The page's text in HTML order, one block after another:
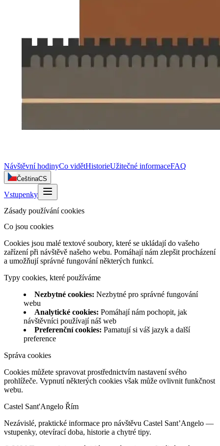
Návštěvní hodinyCo vidětHistorieUžitečné informaceFAQ
ČeštinaCS
Vstupenky
Zásady používání cookies
Co jsou cookies
Cookies jsou malé textové soubory, které se ukládají do vašeho
zařízení při návštěvě našeho webu. Pomáhají nám zlepšit procházení
a umožňují správné fungování některých funkcí.
Typy cookies, které používáme
Nezbytné cookies: Nezbytné pro správné fungování
webu
Analytické cookies: Pomáhají nám pochopit, jak
návštěvníci používají náš web
Preferenční cookies: Pamatují si váš jazyk a další
preference
Správa cookies
Cookies můžete spravovat prostřednictvím nastavení svého
prohlížeče. Vypnutí některých cookies však může ovlivnit funkčnost
webu.
Castel Sant'Angelo Řím
Nezávislé, praktické informace pro návštěvu Castel Sant’Angelo —
vstupenky, otevírací doba, historie a chytré tipy.